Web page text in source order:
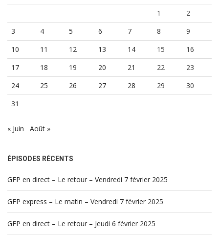
1
2
3
4 5 6 7 8
9
10
11 12 13 14 15
16
17
18 19 20 21 22
23
24
25 26 27 28 29
30
31
« Juin Août »
ÉPISODES RÉCENTS
GFP en direct – Le retour – Vendredi 7 février 2025
GFP express – Le matin – Vendredi 7 février 2025
GFP en direct – Le retour – Jeudi 6 février 2025